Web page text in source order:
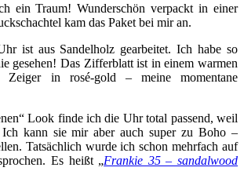
ein Traum! Wunderschön verpackt in einer
kam das Paket bei mir an.
ist aus Sandelholz gearbeitet. Ich habe so
gesehen! Das Zifferblatt ist in einem warmen
Zeiger in rosé-gold – meine momentane
Look finde ich die Uhr total passend, weil
kann sie mir aber auch super zu Boho –
Tatsächlich wurde ich schon mehrfach auf
Es heißt „Frankie 35 – sandalwood